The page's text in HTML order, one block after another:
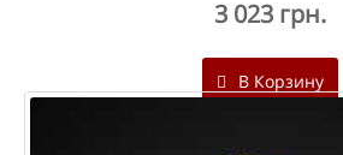
3 023 грн.
В Корзину